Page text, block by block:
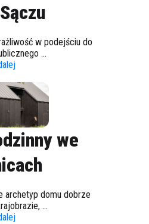
w podejściu do
...
we
archetyp domu dobrze
...